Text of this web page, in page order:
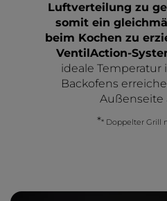
Luftverteilung zu
somit ein
beim Kochen zu
VentilAction-
ideale Temperatur
Backofens
Außenseite
** Doppelter Grill